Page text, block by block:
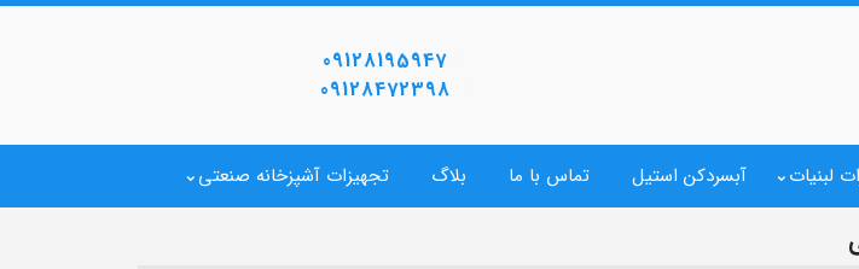
09128195947
09128472398
لبنیات آبسردکن استیل تماس با ما بلاگ تجهیزات آشپزخانه صنعتی